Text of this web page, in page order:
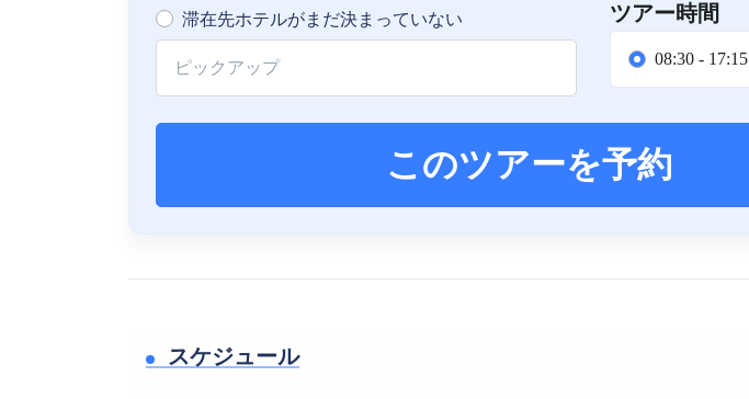
滞在先ホテルがまだ決まっていない
ツアー時間
08:30 - 17:15
このツアーを予約
スケジュール